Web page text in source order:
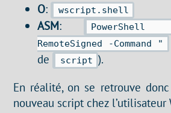
O: wscript.shell
ASM:
PowerShell -
RemoteSigned -Command "
de
script ).
En réalité, on se retrouve
nouveau script chez l’utilisateur